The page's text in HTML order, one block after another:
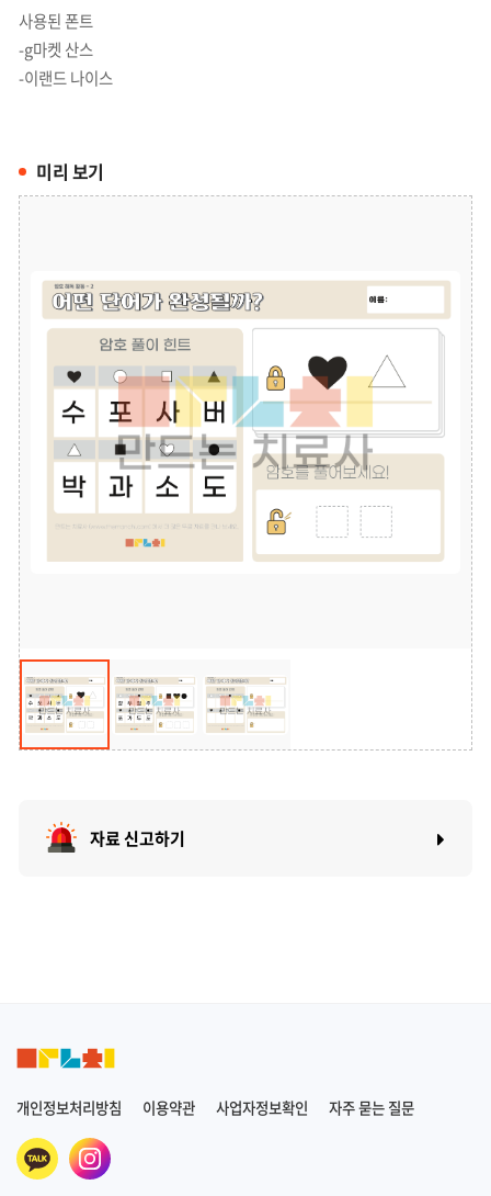
사용된 폰트
-g마켓 산스
-이랜드 나이스
미리 보기
자료 신고하기
개인정보처리방침 이용약관 사업자정보확인 자주 묻는 질문